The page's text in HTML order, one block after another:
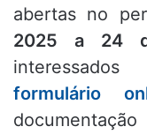
abertas no
2025 a 24
formulário